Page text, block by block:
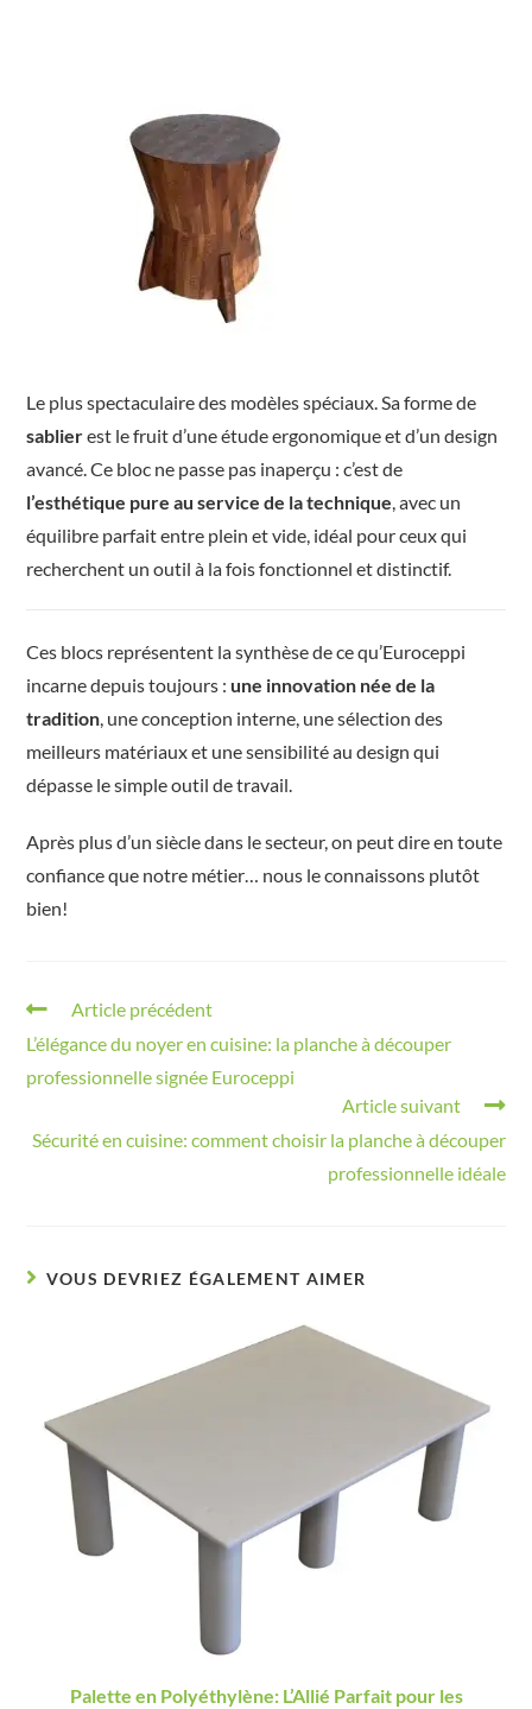
Le plus spectaculaire des modèles spéciaux. Sa forme de
sablierest le fruit d’une étude ergonomique et d’un design
avancé. Ce bloc ne passe pas inaperçu : c’est de
l’esthétique pure au service de la technique, avec un
équilibre parfait entre plein et vide, idéal pour ceux qui
recherchent un outil à la fois fonctionnel et distinctif.
Ces blocs représentent la synthèse de ce qu’Euroceppi
incarne depuis toujours : une innovation née de la
tradition, une conception interne, une sélection des
meilleurs matériaux et une sensibilité au design qui
dépasse le simple outil de travail.
Après plus d’un siècle dans le secteur, on peut dire en toute
confiance que notre métier… nous le connaissons plutôt
bien!
Article précédent
L’élégance du noyer en cuisine: la planche à découper
professionnelle signée Euroceppi
Article suivant
Sécurité en cuisine: comment choisir la planche à découper
professionnelle idéale
VOUS DEVRIEZ ÉGALEMENT AIMER
Palette en Polyéthylène: L’Allié Parfait pour les